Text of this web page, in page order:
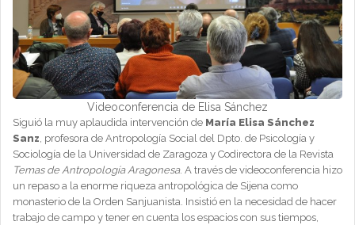
Videoconferencia de Elisa Sánchez
Siguió la muy aplaudida intervención de María Elisa Sánchez
Sanz, profesora de Antropología Social del Dpto. de Psicología y
Sociología de la Universidad de Zaragoza y Codirectora de la Revista
Temas de Antropología Aragonesa. A través de videoconferencia hizo
un repaso a la enorme riqueza antropológica de Sijena como
monasterio de la Orden Sanjuanista. Insistió en la necesidad de hacer
trabajo de campo y tener en cuenta los espacios con sus tiempos,